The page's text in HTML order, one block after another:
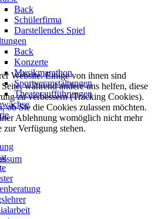
Back
Schülerfirma
Darstellendes Spiel
Back
Konzerte
Musikmarathon
Sportveranstaltungen
Theateraufführungen
Website. Einige von ihnen sind
während andere uns helfen, diese
zu verbessern (Tracking Cookies).
ob Sie die Cookies zulassen möchten.
Ablehnung womöglich nicht mehr
zur Verfügung stehen.